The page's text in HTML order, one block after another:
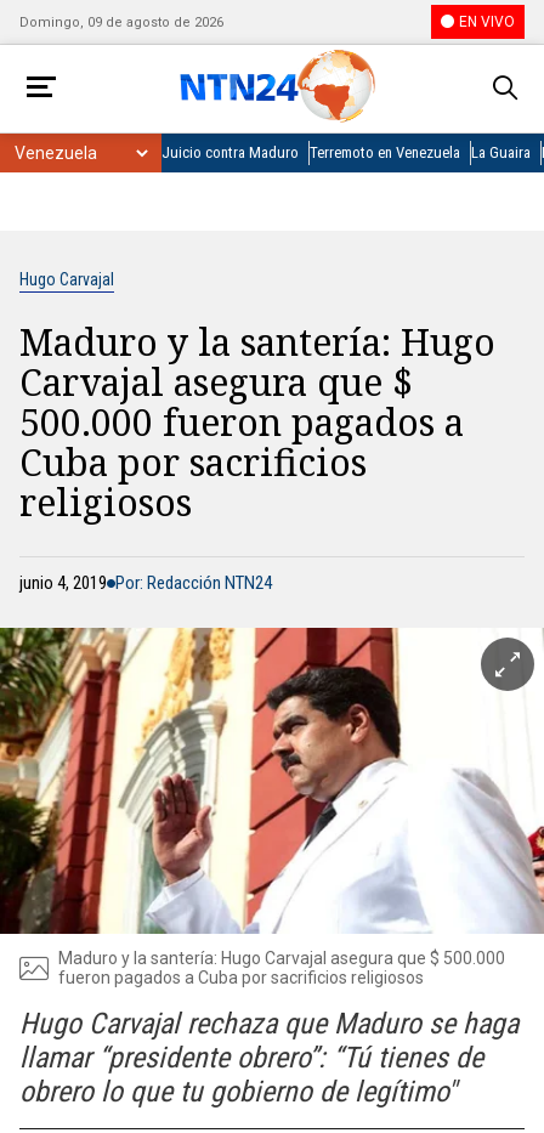
Domingo, 09 de agosto de 2026 EN VIVO
Juicio contra Maduro Terremoto en Venezuela La Guaira
Hugo Carvajal
Maduro y la santería: Hugo
Carvajal asegura que $
500.000 fueron pagados a
Cuba por sacrificios
religiosos
junio 4, 2019 Por: Redacción NTN24
Maduro y la santería: Hugo Carvajal asegura que $ 500.000
fueron pagados a Cuba por sacrificios religiosos
Hugo Carvajal rechaza que Maduro se haga
llamar “presidente obrero”: “Tú tienes de
obrero lo que tu gobierno de legítimo"